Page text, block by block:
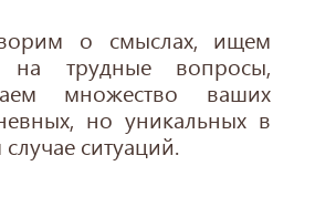
о смыслах, ищем
на трудные вопросы,
множество ваших
но уникальных в
ситуаций.